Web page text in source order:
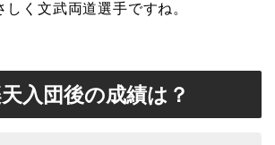
く文武両道選手ですね。
入団後の成績は？